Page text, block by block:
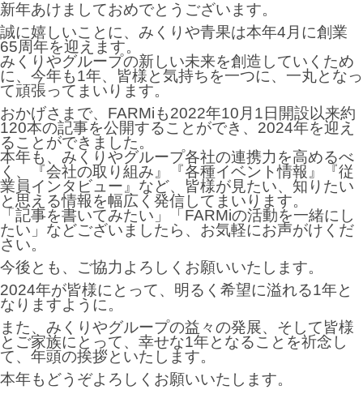
新年あけましておめでとうございます。
誠に嬉しいことに、みくりや青果は本年4月に創業
65周年を迎えます。
みくりやグループの新しい未来を創造していくため
に、今年も1年、皆様と気持ちを一つに、一丸となっ
て頑張ってまいります。
おかげさまで、FARMiも2022年10月1日開設以来約
120本の記事を公開することができ、2024年を迎え
ることができました。
本年も、みくりやグループ各社の連携力を高めるべ
く、『会社の取り組み』『各種イベント情報』『従
業員インタビュー』など、皆様が見たい、知りたい
と思える情報を幅広く発信してまいります。
「記事を書いてみたい」「FARMiの活動を一緒にし
たい」などございましたら、お気軽にお声がけくだ
さい。
今後とも、ご協力よろしくお願いいたします。
2024年が皆様にとって、明るく希望に溢れる1年と
なりますように。
また、みくりやグループの益々の発展、そして皆様
とご家族にとって、幸せな1年となることを祈念し
て、年頭の挨拶といたします。
本年もどうぞよろしくお願いいたします。